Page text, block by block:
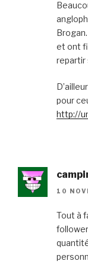
et ont
repartir
pour
http://
10
Tout à